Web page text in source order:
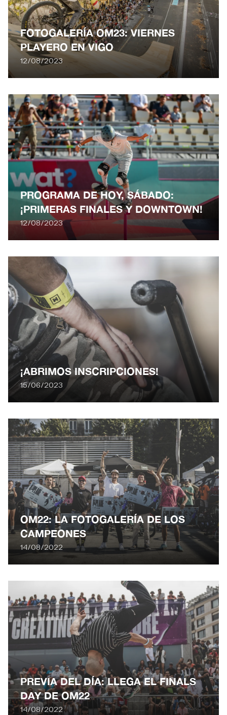
FOTOGALERÍA OM23: VIERNES
PLAYERO EN VIGO
12/08/2023
PROGRAMA DE HOY, SÁBADO:
¡PRIMERAS FINALES Y DOWNTOWN!
12/08/2023
¡ABRIMOS INSCRIPCIONES!
15/06/2023
OM22: LA FOTOGALERÍA DE LOS
CAMPEONES
14/08/2022
PREVIA DEL DÍA: LLEGA EL FINALS
DAY DE OM22
14/08/2022